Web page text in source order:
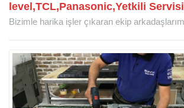
level,TCL,Panasonic,Yetkili Servisi
Bizimle harika işler çıkaran ekip